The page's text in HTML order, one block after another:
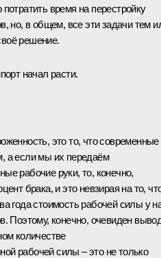
время на перестройку
но, в общем, все эти задачи тем
решение.
начал расти.
это то, что современные
а если мы их передаём
рабочие руки, то, конечно,
брака, и это невзирая на то,
года стоимость рабочей силы у
Поэтому, конечно, очевиден
количестве
рабочей силы ‒ это не только